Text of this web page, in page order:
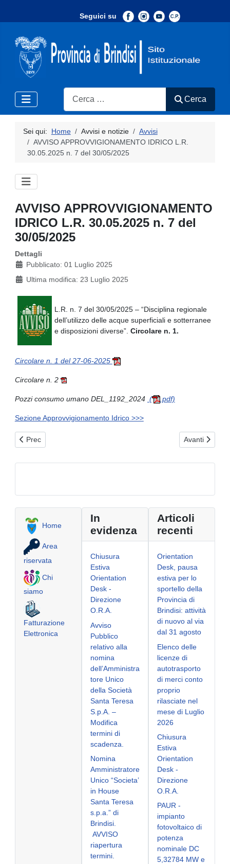
Seguici su
Search
Cerca
Sei qui: Home Avvisi e notizie
Avvisi
AVVISO APPROVVIGIONAMENTO IDRICO L.R.
30.05.2025 n. 7 del 30/05/2025
AVVISO APPROVVIGIONAMENTO
IDRICO L.R. 30.05.2025 n. 7 del
30/05/2025
Dettagli
Pubblicato: 01 Luglio 2025
Ultima modifica: 23 Luglio 2025
L.R. n. 7 del 30/05/2025 – “Disciplina regionale
dell’utilizzo delle acque superficiali e sotterranee
e disposizioni diverse”. Circolare n. 1.
Circolare n. 1 del 27-06-2025
Circolare n. 2
Pozzi consumo umano DEL_1192_2024 ( .pdf)
Sezione Approvvigionamento Idrico >>>
Articolo precedente: Versalis S.p.A. – Stabilimento di Brindisi.
Prec Articolo
Avanti
Home
Area
riservata
Chi
siamo
Fatturazione
Elettronica
In
evidenza
Chiusura
Estiva
Orientation
Desk -
Direzione
O.R.A.
Avviso
Pubblico
relativo alla
nomina
dell’Amministra
tore Unico
della Società
Santa Teresa
S.p.A. –
Modifica
termini di
scadenza.
Nomina
Amministratore
Unico “Societa’
in House
Santa Teresa
s.p.a.” di
Brindisi.
AVVISO
riapertura
termini.
Articoli
recenti
Orientation
Desk, pausa
estiva per lo
sportello della
Provincia di
Brindisi: attività
di nuovo al via
dal 31 agosto
Elenco delle
licenze di
autotrasporto
di merci conto
proprio
rilasciate nel
mese di Luglio
2026
Chiusura
Estiva
Orientation
Desk -
Direzione
O.R.A.
PAUR -
impianto
fotovoltaico di
potenza
nominale DC
5,32784 MW e